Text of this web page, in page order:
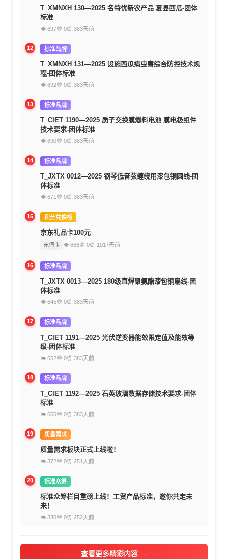
T_XMNXH 130—2025 名特优新农产品 夏县西瓜-团体
标准
👁 697💬 0⏰ 383天前
12 标准品牌
T_XMNXH 131—2025 设施西瓜病虫害综合防控技术规
程-团体标准
👁 692💬 0⏰ 383天前
13 标准品牌
T_CIET 1190—2025 质子交换膜燃料电池 膜电极组件
技术要求-团体标准
👁 690💬 0⏰ 383天前
14 标准品牌
T_JXTX 0012—2025 钢琴低音弦缠绕用漆包铜圆线-团
体标准
👁 671 💬 0⏰ 383天前
15 积分兑换榜
京东礼品卡100元
充值卡 👁 666💬 0⏰ 1017天前
16 标准品牌
T_JXTX 0013—2025 180级直焊聚氨酯漆包铜扁线-团
体标准
👁 645💬 0⏰ 383天前
17 标准品牌
T_CIET 1191—2025 光伏逆变器能效限定值及能效等
级-团体标准
👁 652💬 0⏰ 383天前
18 标准品牌
T_CIET 1192—2025 石英玻璃数据存储技术要求-团体
标准
👁 656💬 0⏰ 383天前
19 质量需求
质量需求板块正式上线啦！
👁 372💬 0⏰ 251天前
20 标准众筹
标准众筹栏目重磅上线！工贸产品标准，邀你共定未
来！
👁 330💬 0⏰ 252天前
查看更多精彩内容 →